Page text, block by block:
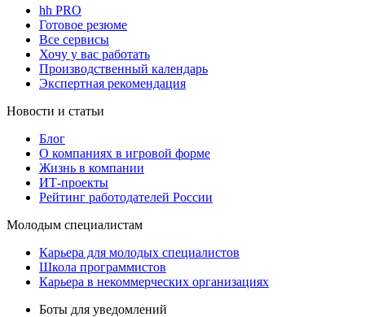
hh PRO
Готовое резюме
Все сервисы
Хочу у вас работать
Производственный календарь
Экспертная рекомендация
Новости и статьи
Блог
О компаниях в игровой форме
Жизнь в компании
ИТ-проекты
Рейтинг работодателей России
Молодым специалистам
Карьера для молодых специалистов
Школа программистов
Карьера в некоммерческих организациях
Боты для уведомлений